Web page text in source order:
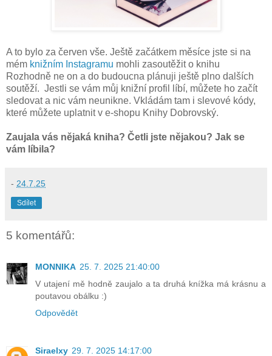
A to bylo za červen vše. Ještě začátkem měsíce jste si na
mém knižním Instagramu mohli zasoutěžit o knihu
Rozhodně ne on a do budoucna plánuji ještě plno dalších
soutěží. Jestli se vám můj knižní profil líbí, můžete ho začít
sledovat a nic vám neunikne. Vkládám tam i slevové kódy,
které můžete uplatnit v e-shopu Knihy Dobrovský.
Zaujala vás nějaká kniha? Četli jste nějakou? Jak se
vám líbila?
- 24.7.25
Sdílet
5 komentářů:
MONNIKA 25. 7. 2025 21:40:00
V utajení mě hodně zaujalo a ta druhá knížka má krásnu a
poutavou obálku :)
Odpovědět
Siraelxy 29. 7. 2025 14:17:00